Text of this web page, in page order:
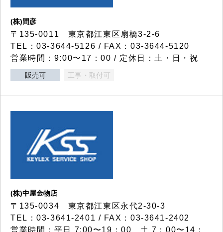
(株)間彦
〒135-0011 東京都江東区扇橋3-2-6
TEL：03-3644-5126 / FAX：03-3644-5120
営業時間：9:00〜17：00 / 定休日：土・日・祝
販売可 工事・取付可
(株)中屋金物店
〒135-0034 東京都江東区永代2-30-3
TEL：03-3641-2401 / FAX：03-3641-2402
営業時間：平日 7:00〜19：00 土 7：00〜14：